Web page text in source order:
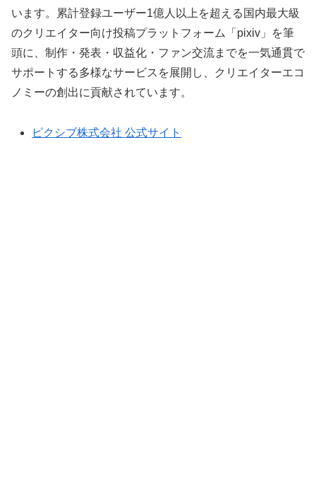
います。累計登録ユーザー1億人以上を超える国内最大級
のクリエイター向け投稿プラットフォーム「pixiv」を筆
頭に、制作・発表・収益化・ファン交流までを一気通貫で
サポートする多様なサービスを展開し、クリエイターエコ
ノミーの創出に貢献されています。
ピクシブ株式会社 公式サイト